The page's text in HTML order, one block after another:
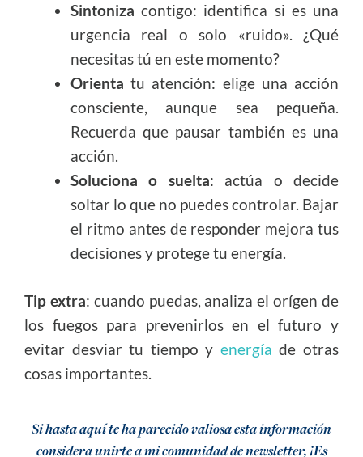
Sintoniza contigo: identifica si es una
urgencia real o solo «ruido». ¿Qué
necesitas tú en este momento?
Orienta tu atención: elige una acción
consciente, aunque sea pequeña.
Recuerda que pausar también es una
acción.
Soluciona o suelta: actúa o decide
soltar lo que no puedes controlar. Bajar
el ritmo antes de responder mejora tus
decisiones y protege tu energía.
Tip extra: cuando puedas, analiza el orígen de
los fuegos para prevenirlos en el futuro y
evitar desviar tu tiempo y energía de otras
cosas importantes.
Si hasta aquí te ha parecido valiosa esta información
considera unirte a mi comunidad de newsletter, ¡Es